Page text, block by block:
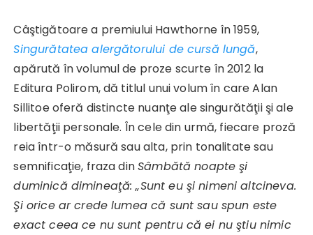
Câştigătoare a premiului Hawthorne în 1959,
Singurătatea alergătorului de cursă lungă,
apărută în volumul de proze scurte în 2012 la
Editura Polirom, dă titlul unui volum în care Alan
Sillitoe oferă distincte nuanţe ale singurătăţii şi ale
libertăţii personale. În cele din urmă, fiecare proză
reia într-o măsură sau alta, prin tonalitate sau
semnificaţie, fraza dinSâmbătă noapte şi
duminică dimineaţă: „Sunt eu şi nimeni altcineva.
Şi orice ar crede lumea că sunt sau spun este
exact ceea ce nu sunt pentru că ei nu ştiu nimic